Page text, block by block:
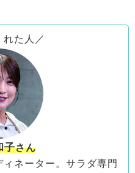
れた人／
子さん
ネーター。サラダ専門